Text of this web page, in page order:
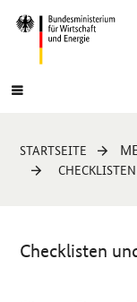
Navigation
Hauptmenü
Sie
sind
STARTSEITE
Checklisten